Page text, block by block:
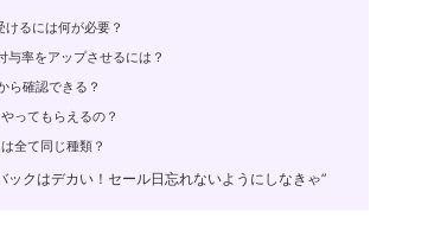
るには何が必要？
与率をアップさせるには？
ら確認できる？
ってもらえるの？
全て同じ種類？
ックはデカい！セール日忘れないようにしなきゃ”